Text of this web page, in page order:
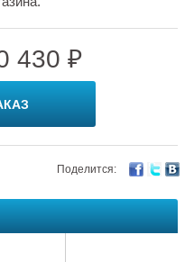
430 ₽
Поделится: